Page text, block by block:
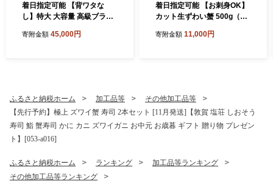
着日指定可能 【背ワタな
し】特大 大容量 高級ブラッ
約1kg (解凍時800g前後) / 約
寄附金額 45,000円
着日指定可能 【お刺身OK】
カット生ずわい蟹 500g（総
敦賀 かに カニ 蟹 ズワイガニ
寄附金額 11,000円
ふるさと納税ホーム 加工品等
その他加工品等
【先行予約】極上 ズワイ蟹 寿司 2本セット [11月発送]【敦賀 塩荘 しおそう
寿司 鮨 蟹寿司 かに カニ ズワイガニ お中元 お歳暮 ギフト 贈り物 プレゼン
ト】[053-a016]
ふるさと納税ホーム ランキング
加工品等ランキング
その他加工品等ランキング